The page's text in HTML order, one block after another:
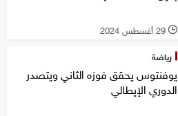
l 29 أغسطس 2024
رياضة
يوفنتوس يحقق فوزه الثاني ويتصدر
الدوري الإيطالي